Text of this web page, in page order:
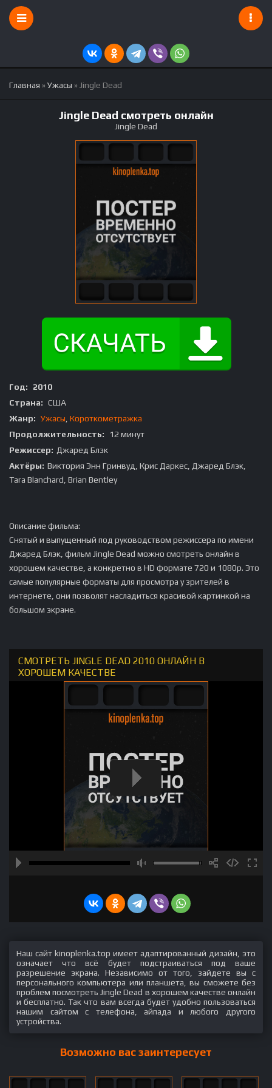
Главная »Ужасы » Jingle Dead
Jingle Dead смотреть онлайн
Jingle Dead
Год:
2010
Страна: США
Жанр: Ужасы Короткометражка
Продолжительность:
12 минут
Режиссер: Джаред Блэк
Актёры: Виктория Энн Гринвуд, Крис Даркес, Джаред Блэк,
Tara Blanchard, Brian Bentley
Описание фильма:
Снятый и выпущенный под руководством режиссера по имени
Джаред Блэк, фильм Jingle Dead можно смотреть онлайн в
хорошем качестве, а конкретно в HD формате 720 и 1080p. Это
самые популярные форматы для просмотра у зрителей в
интернете, они позволят насладиться красивой картинкой на
большом экране.
СМОТРЕТЬ JINGLE DEAD 2010 ОНЛАЙН В
ХОРОШЕМ КАЧЕСТВЕ
Наш сайт kinoplenka.top имеет адаптированный дизайн, это
означает что всё будет подстраиваться под ваше
разрешение экрана. Независимо от того, зайдете вы с
персонального компьютера или планшета, вы сможете без
проблем посмотреть Jingle Dead в хорошем качестве онлайн
и бесплатно. Так что вам всегда будет удобно пользоваться
нашим сайтом с телефона, айпада и любого другого
устройства.
Возможно вас заинтересует